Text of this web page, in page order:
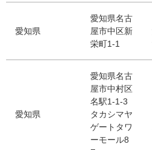
愛知県
愛知県名古
屋市中区新
栄町1-1
愛知県
愛知県名古
屋市中村区
名駅1-1-3
タカシマヤ
ゲートタワ
ーモール8